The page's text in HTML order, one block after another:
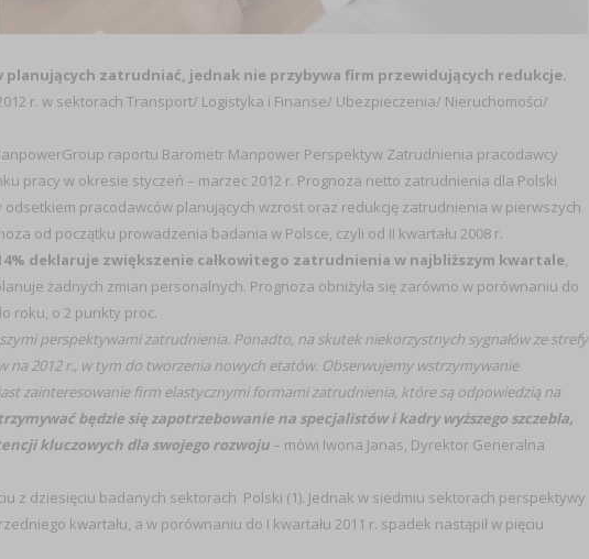
planujących zatrudniać, jednak nie przybywa firm przewidujących redukcje.
r. w sektorach Transport/ Logistyka i Finanse/ Ubezpieczenia/ Nieruchomości/
raportu Barometr Manpower Perspektyw Zatrudnienia pracodawcy
pracy w okresie styczeń – marzec 2012 r. Prognoza netto zatrudnienia dla Polski
odsetkiem pracodawców planujących wzrost oraz redukcję zatrudnienia w pierwszych
od początku prowadzenia badania w Polsce, czyli od II kwartału 2008 r.
deklaruje zwiększenie całkowitego zatrudnienia w najbliższym kwartale,
żadnych zmian personalnych. Prognoza obniżyła się zarówno w porównaniu do
roku, o 2 punkty proc.
perspektywami zatrudnienia. Ponadto, na skutek niekorzystnych sygnałów ze strefy
2012 r., w tym do tworzenia nowych etatów. Obserwujemy wstrzymywanie
zainteresowanie firm elastycznymi formami zatrudnienia, które są odpowiedzią na
będzie się zapotrzebowanie na specjalistów i kadry wyższego szczebla,
kluczowych dla swojego rozwoju – mówi Iwona Janas, Dyrektor Generalna
z dziesięciu badanych sektorach Polski (1). Jednak w siedmiu sektorach perspektywy
kwartału, a w porównaniu do I kwartału 2011 r. spadek nastąpił w pięciu